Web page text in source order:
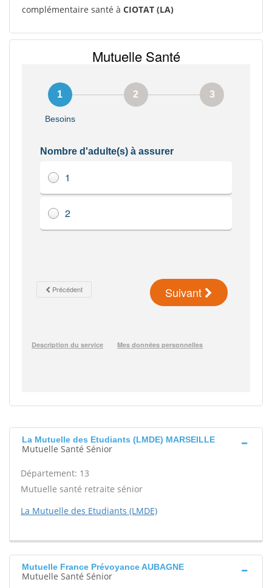
complémentaire santé à CIOTAT (LA)
La Mutuelle des Etudiants (LMDE) MARSEILLE
Mutuelle Santé Sénior
Département: 13
Mutuelle santé retraite sénior
La Mutuelle des Etudiants (LMDE)
Mutuelle France Prévoyance AUBAGNE
Mutuelle Santé Sénior